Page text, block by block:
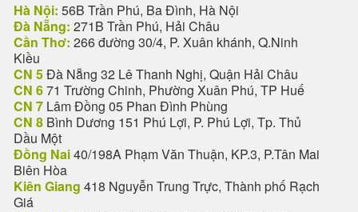
Hà Nội: 56B Trần Phú, Ba Đình, Hà Nội
Đà Nẵng: 271B Trần Phú, Hải Châu
Cần Thơ: 266 đường 30/4, P. Xuân khánh, Q.Ninh
Kiều
CN 5Đà Nẵng 32 Lê Thanh Nghị, Quận Hải Châu
CN 671 Trường Chinh, Phường Xuân Phú, TP Huế
CN 7 Lâm Đồng 05 Phan Đình Phùng
CN 8 Bình Dương 151 Phú Lợi, P. Phú Lợi, Tp. Thủ
Dầu Một
Đồng Nai40/198A Phạm Văn Thuận, KP.3, P.Tân Mai
Biên Hòa
Kiên Giang 418 Nguyễn Trung Trực, Thành phố Rạch
Giá